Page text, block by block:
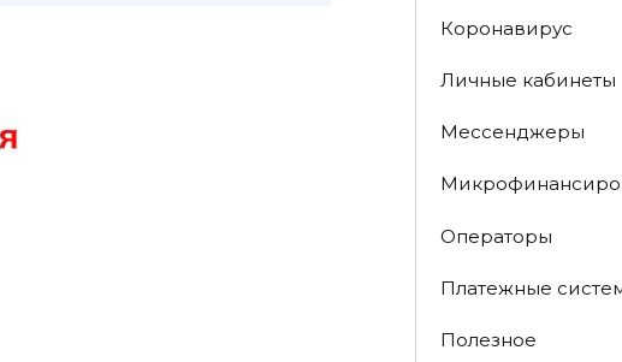
Коронавирус
Личные кабинеты
Мессенджеры
Операторы
Платежные
Полезное